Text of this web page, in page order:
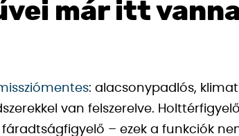
már itt
: alacsonypadlós,
van felszerelve.
– ezek a funkciók